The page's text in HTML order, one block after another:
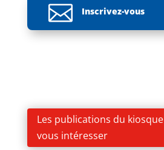
 Inscrivez-vous
Les publications du
vous intéresser